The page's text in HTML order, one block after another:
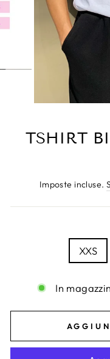
TSHIRT
Imposte incluse.
XXS
In